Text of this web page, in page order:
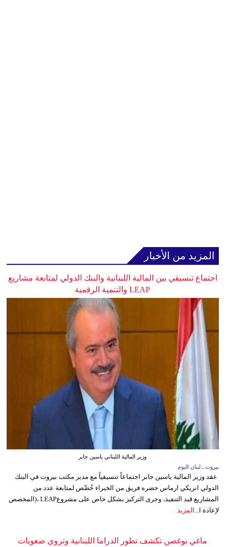
المزيد من الأخبار
اجتماع تنسيقي بين المالية اللبنانية والبنك الدولي لمتابعة مشاريع
LEAP والتنمية الرقمية
وزير المالية اللبناني ياسين جابر
بيروت ـ لبنان اليوم
عقد وزير المالية ياسين جابر اجتماعاً تنسيقياً مع مدير مكتب بيروت في البنك
الدولي انريكي ارماس حضره فريق من الخبراء خُصِّص لمتابعة عدد من
المشاريع قيد التنفيذ، وجرى التركيز بشكل خاص على مشروعLEAP ،(المخصص
لإعادة ا... المزيد
ماغي بوغصن تكشف تطور الدراما اللبنانية وتروي صعوبات